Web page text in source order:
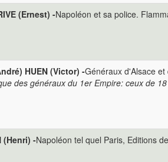
(Ernest) -Napoléon et sa police.
HUEN (Victor) -Généraux d'Alsace
des généraux du 1er Empire: ceux de
(Henri) -Napoléon tel quel Paris, Editions